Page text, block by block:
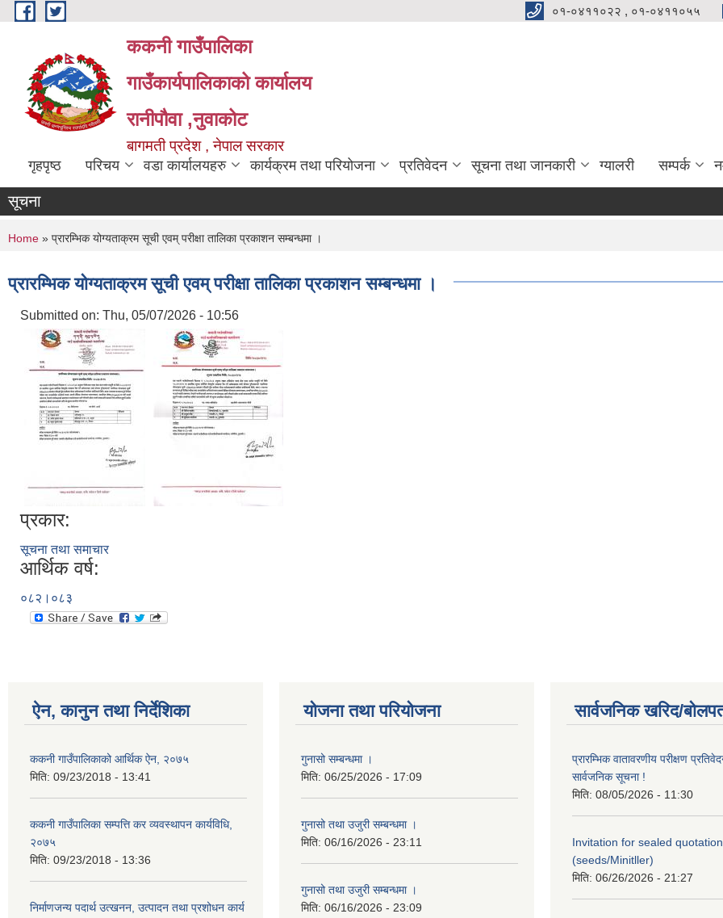
Skip to main content ०१-०४११०२२ , ०१-०४११०५५
ककनी गाउँपालिका
गाउँकार्यपालिकाको कार्यालय
रानीपौवा ,नुवाकोट
बागमती प्रदेश , नेपाल सरकार
गृहपृष्ठ परिचय वडा कार्यालयहरु कार्यक्रम तथा परियोजना प्रतिवेदन सूचना तथा जानकारी ग्यालरी सम्पर्क
सूचना
You are here
Home » प्रारम्भिक योग्यताक्रम सूची एवम् परीक्षा तालिका प्रकाशन सम्बन्धमा ।
प्रारम्भिक योग्यताक्रम सूची एवम् परीक्षा तालिका प्रकाशन सम्बन्धमा ।
Submitted on: Thu, 05/07/2026 - 10:56
प्रकार:
सूचना तथा समाचार
आर्थिक वर्ष:
०८२।०८३
ऐन, कानुन तथा निर्देशिका
ककनी गाउँपालिकाको आर्थिक ऐन, २०७५
मिति: 09/23/2018 - 13:41
ककनी गाउँपालिका सम्पत्ति कर व्यवस्थापन कार्यविधि,
२०७५
मिति: 09/23/2018 - 13:36
निर्माणजन्य पदार्थ उत्खनन, उत्पादन तथा प्रशोधन कार्य
योजना तथा परियोजना
गुनासो सम्बन्धमा ।
मिति: 06/25/2026 - 17:09
गुनासो तथा उजुरी सम्बन्धमा ।
मिति: 06/16/2026 - 23:11
गुनासो तथा उजुरी सम्बन्धमा ।
मिति: 06/16/2026 - 23:09
सार्वजनिक खरिद/
प्रारम्भिक वातावरणीय परीक्षण
सार्वजनिक सूचना !
मिति: 08/05/2026 - 11:30
Invitation for sealed quotation
(seeds/Minitller)
मिति: 06/26/2026 - 21:27